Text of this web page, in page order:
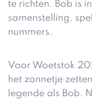
te richten. Bob is
samenstelling,
nummers.
Voor Woetstok
het zonnetje
legende als Bob.